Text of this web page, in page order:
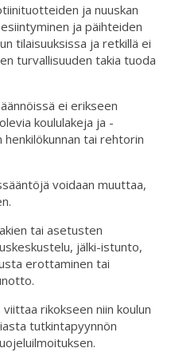
ja nuuskan
ja päihteiden
tilaisuuksissa ja retkillä ei
turvallisuuden takia tuoda
ei erikseen
koululakeja ja -
tai rehtorin
voidaan muuttaa,
tai asetusten
jälki-istunto,
erottaminen tai
rikokseen niin koulun
tutkintapyynnön